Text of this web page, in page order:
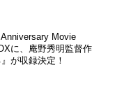
Anniversary Movie
に、庵野秀明監督作
が収録決定！